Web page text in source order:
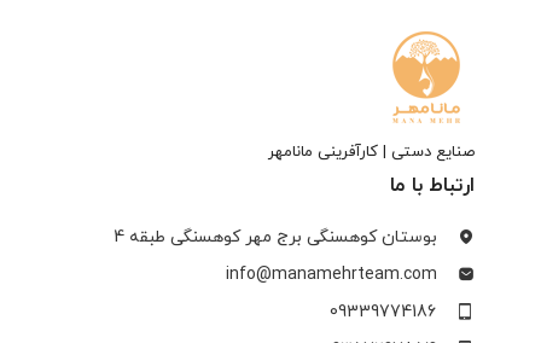
صنایع دستی | کارآفرینی مانامهر
ارتباط با ما
بوستان کوهسنگی برج مهر کوهسنگی طبقه 4
info@manamehrteam.com
09339774186